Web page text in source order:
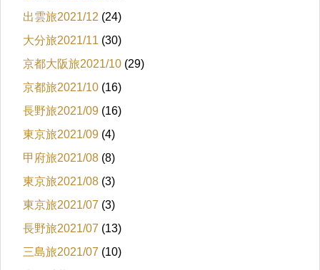
出雲旅2021/12 (24)
大分旅2021/11 (30)
京都大阪旅2021/10 (29)
京都旅2021/10 (16)
長野旅2021/09 (16)
東京旅2021/09 (4)
甲府旅2021/08 (8)
東京旅2021/08 (3)
東京旅2021/07 (3)
長野旅2021/07 (13)
三島旅2021/07 (10)